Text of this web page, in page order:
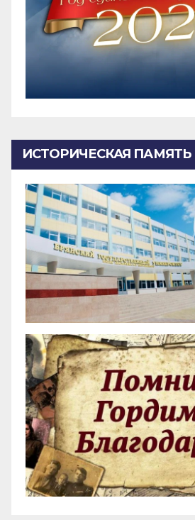
ИСТОРИЧЕСКАЯ ПАМЯТЬ